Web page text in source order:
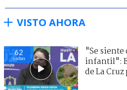
VISTO AHORA
62
visitas
"Se
infantil":
de La